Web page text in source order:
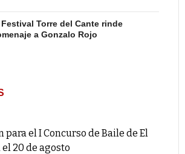
Festival Torre del Cante rinde
a Gonzalo Rojo
para el I Concurso de Baile de El
20 de agosto